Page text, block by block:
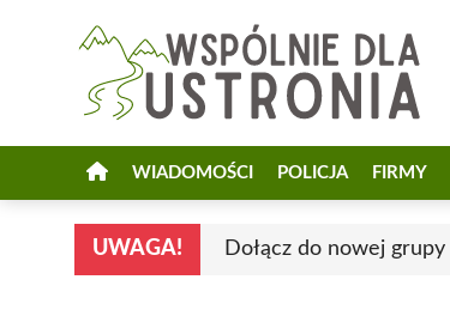
WIADOMOŚCI POLICJA FIRMY
UWAGA! Dołącz do nowej grupy